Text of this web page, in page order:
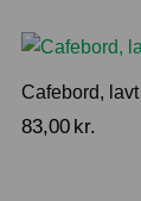
Cafebord, lavt
83,00 kr.